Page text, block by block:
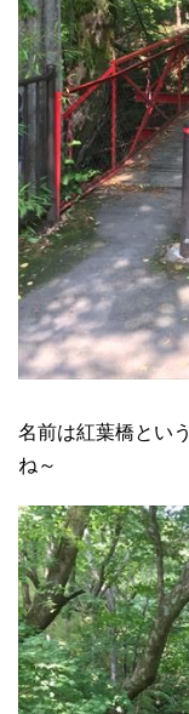
名前は紅葉橋とい
ね～